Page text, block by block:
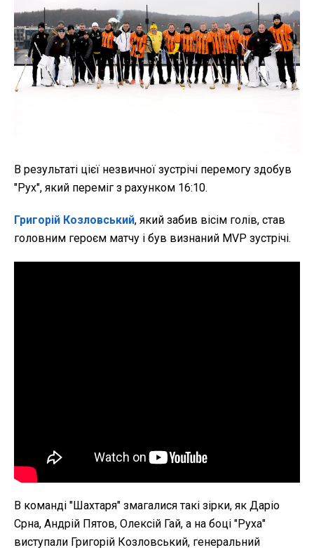
В результаті цієї незвичної зустрічі перемогу здобув
"Рух", який переміг з рахунком 16:10.
Григорій Козловський, який забив вісім голів, став
головним героєм матчу і був визнаний MVP зустрічі.
В команді "Шахтаря" змагалися такі зірки, як Даріо
Срна, Андрій Пятов, Олексій Гай, а на боці "Руха"
виступали Григорій Козловський, генеральний